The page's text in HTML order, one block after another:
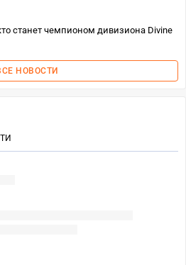
станет чемпионом дивизиона Divine
НОВОСТИ